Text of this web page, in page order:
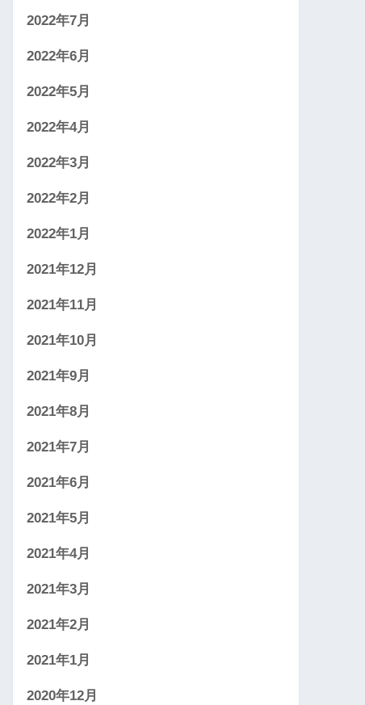
2022年7月
2022年6月
2022年5月
2022年4月
2022年3月
2022年2月
2022年1月
2021年12月
2021年11月
2021年10月
2021年9月
2021年8月
2021年7月
2021年6月
2021年5月
2021年4月
2021年3月
2021年2月
2021年1月
2020年12月